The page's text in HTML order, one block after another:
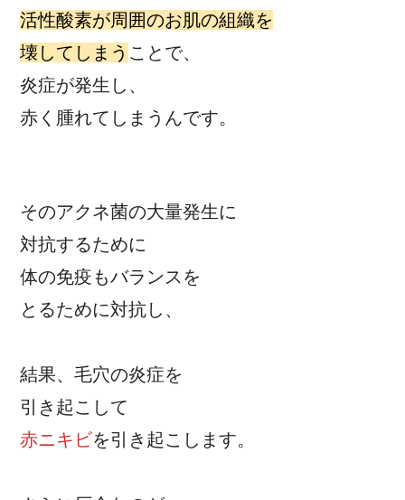
活性酸素が周囲のお肌の組織を
壊してしまう ことで、
炎症が発生し、
赤く腫れてしまうんです。
そのアクネ菌の大量発生に
対抗するために
体の免疫もバランスを
とるために対抗し、
結果、毛穴の炎症を
引き起こして
赤ニキビを引き起こします。